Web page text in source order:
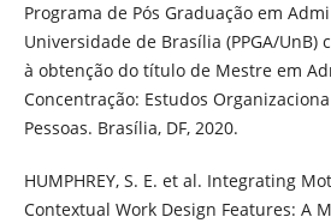
Programa de Pós Graduação em
Universidade de Brasília (PPGA/
à obtenção do título de Mestre em
Concentração: Estudos
Pessoas. Brasília, DF, 2020.
HUMPHREY, S. E. et al. Integrating
Contextual Work Design Features: A